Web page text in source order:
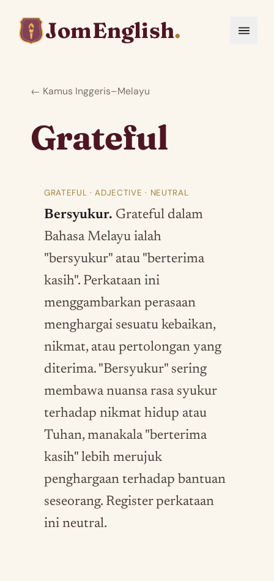
JomEnglish.
← Kamus Inggeris–Melayu
Grateful
GRATEFUL · ADJECTIVE · NEUTRAL
Bersyukur. Grateful dalam
Bahasa Melayu ialah
"bersyukur" atau "berterima
kasih". Perkataan ini
menggambarkan perasaan
menghargai sesuatu kebaikan,
nikmat, atau pertolongan yang
diterima. "Bersyukur" sering
membawa nuansa rasa syukur
terhadap nikmat hidup atau
Tuhan, manakala "berterima
kasih" lebih merujuk
penghargaan terhadap bantuan
seseorang. Register perkataan
ini neutral.